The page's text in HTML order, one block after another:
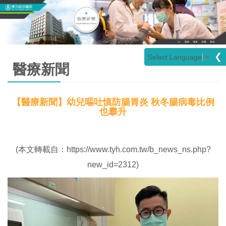
Select Language ▼ ❮
醫療新聞
【醫療新聞】幼兒嘔吐慎防腸胃炎 秋冬腸病毒比例
也攀升
(本文轉載自：https://www.tyh.com.tw/b_news_ns.php?
new_id=2312)